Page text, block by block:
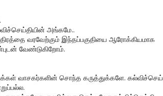
அங்கமே..
வரவேற்கும் இந்தப்பகுதியை ஆரோக்கியமாக
வேண்டுகிறோம்.
வாசகர்களின் சொந்த கருத்துக்களே.